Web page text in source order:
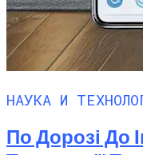
НАУКА И
По Дорозі До